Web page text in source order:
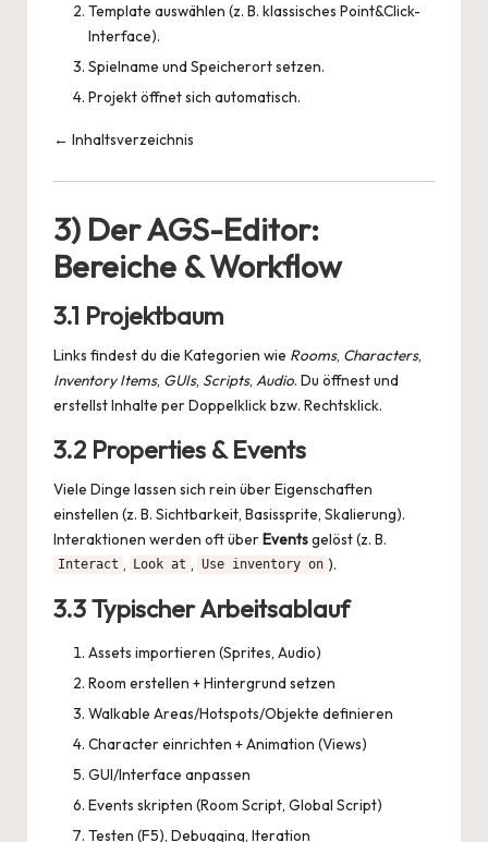
Template auswählen (z. B. klassisches Point&Click-
Interface).
Spielname und Speicherort setzen.
Projekt öffnet sich automatisch.
← Inhaltsverzeichnis
3) Der AGS-Editor:
Bereiche & Workflow
3.1 Projektbaum
Links findest du die Kategorien wie Rooms, Characters,
Inventory Items, GUIs, Scripts, Audio. Du öffnest und
erstellst Inhalte per Doppelklick bzw. Rechtsklick.
3.2 Properties & Events
Viele Dinge lassen sich rein über Eigenschaften
einstellen (z. B. Sichtbarkeit, Basissprite, Skalierung).
Interaktionen werden oft überEventsgelöst (z. B.
Interact , Look at , Use inventory on ).
3.3 Typischer Arbeitsablauf
Assets importieren (Sprites, Audio)
Room erstellen + Hintergrund setzen
Walkable Areas/Hotspots/Objekte definieren
Character einrichten + Animation (Views)
GUI/Interface anpassen
Events skripten (Room Script, Global Script)
Testen (F5), Debugging, Iteration